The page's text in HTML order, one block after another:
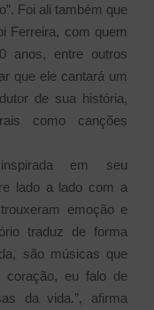
Foi ali também que
Ferreira, com quem
anos, entre outros
que ele cantará um
de sua história,
como canções
em seu
lado a lado com a
emoção e
traduz de forma
são músicas que
coração, eu falo de
da vida.”, afirma